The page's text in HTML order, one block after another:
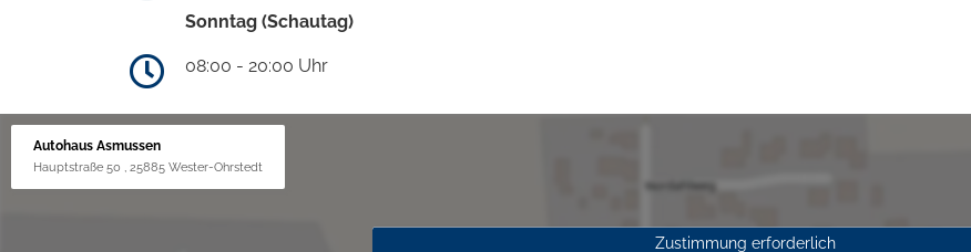
Sonntag (Schautag)
08:00 - 20:00 Uhr
Autohaus Asmussen
Hauptstraße 50 , 25885 Wester-Ohrstedt
Zustimmung erforderlich